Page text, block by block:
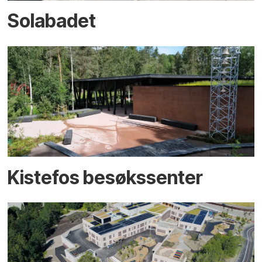
Solabadet
Kistefos besøkssenter